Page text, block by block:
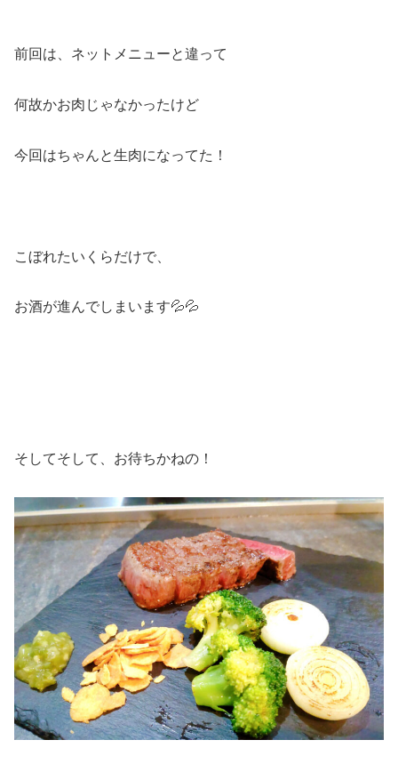
前回は、ネットメニューと違って
何故かお肉じゃなかったけど
今回はちゃんと生肉になってた！
こぼれたいくらだけで、
お酒が進んでしまいます💦💦
そしてそして、お待ちかねの！